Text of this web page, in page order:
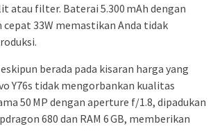
atau filter. Baterai 5.300 mAh dengan
cepat 33W memastikan Anda tidak
berada pada kisaran harga yang
Y76s tidak mengorbankan kualitas
50 MP dengan aperture f/1.8, dipadukan
680 dan RAM 6 GB, memberikan